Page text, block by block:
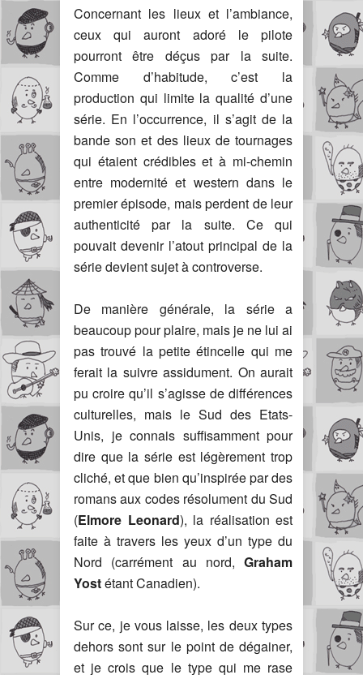
Concernant les lieux et l’ambiance,
ceux qui auront adoré le pilote
pourront être déçus par la suite.
Comme d’habitude, c’est la
production qui limite la qualité d’une
série. En l’occurrence, il s’agit de la
bande son et des lieux de tournages
qui étaient crédibles et à mi-chemin
entre modernité et western dans le
premier épisode, mais perdent de leur
authenticité par la suite. Ce qui
pouvait devenir l’atout principal de la
série devient sujet à controverse.
De manière générale, la série a
beaucoup pour plaire, mais je ne lui ai
pas trouvé la petite étincelle qui me
ferait la suivre assidument. On aurait
pu croire qu’il s’agisse de différences
culturelles, mais le Sud des Etats-
Unis, je connais suffisamment pour
dire que la série est légèrement trop
cliché, et que bien qu’inspirée par des
romans aux codes résolument du Sud
(Elmore Leonard), la réalisation est
faite à travers les yeux d’un type du
Nord (carrément au nord, Graham
Yostétant Canadien).
Sur ce, je vous laisse, les deux types
dehors sont sur le point de dégainer,
et je crois que le type qui me rase